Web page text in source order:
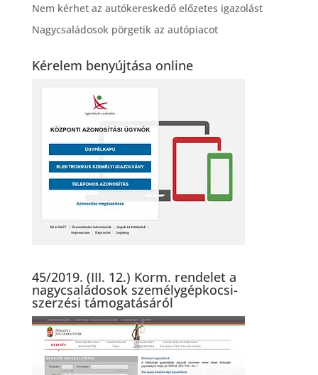
Nem kérhet az autókereskedő előzetes igazolást
Nagycsaládosok pörgetik az autópiacot
Kérelem benyújtása online
45/2019. (III. 12.) Korm. rendelet a
nagycsaládosok személygépkocsi-
szerzési támogatásáról